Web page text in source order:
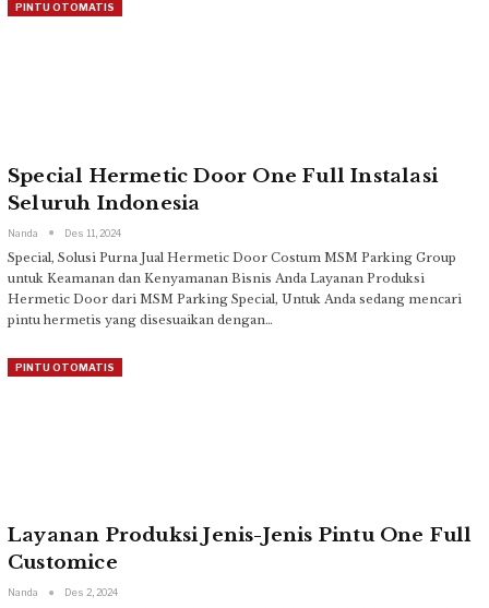
PINTU OTOMATIS
Special Hermetic Door One Full Instalasi
Seluruh Indonesia
Nanda Des 11, 2024
Special, Solusi Purna Jual Hermetic Door Costum MSM Parking Group
untuk Keamanan dan Kenyamanan Bisnis Anda Layanan Produksi
Hermetic Door dari MSM Parking Special, Untuk Anda sedang mencari
pintu hermetis yang disesuaikan dengan…
PINTU OTOMATIS
Layanan Produksi Jenis-Jenis Pintu One Full
Customice
Nanda Des 2, 2024